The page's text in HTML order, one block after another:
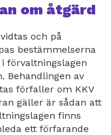
om åtgärd
och på
bestämmelserna
förvaltningslagen
Behandlingen av
förfaller om KKV
gäller är sådan att
finns
ett förfarande